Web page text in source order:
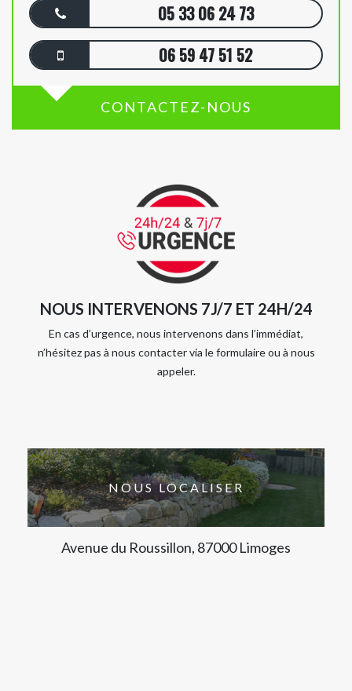
05 33 06 24 73
06 59 47 51 52
CONTACTEZ-NOUS
NOUS INTERVENONS 7J/7 ET 24H/24
En cas d’urgence, nous intervenons dans l’immédiat,
n’hésitez pas à nous contacter via le formulaire ou à nous
appeler.
NOUS LOCALISER
Avenue du Roussillon, 87000 Limoges